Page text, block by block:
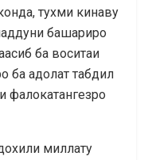
тухми кинаву
башариро
ба воситаи
ба адолат табдил
фалокатангезро
миллату